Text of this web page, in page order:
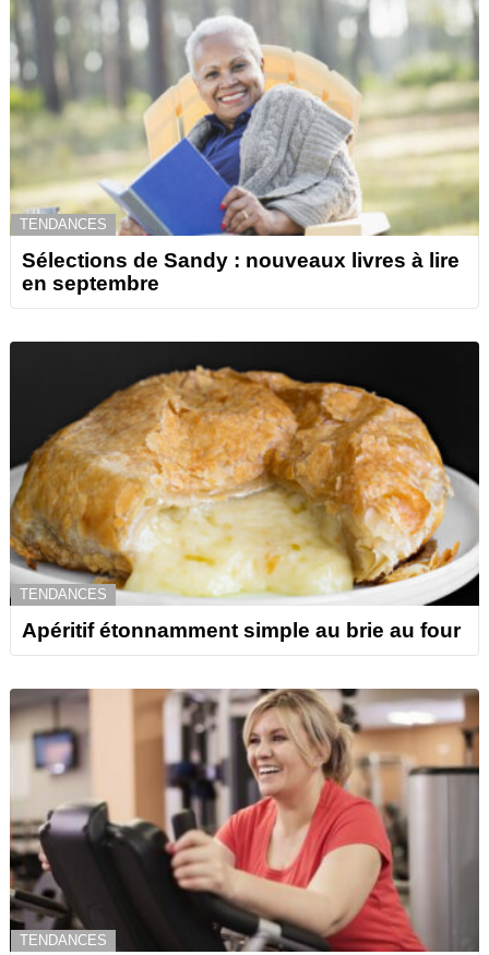
TENDANCES
Sélections de Sandy : nouveaux livres à lire
en septembre
TENDANCES
Apéritif étonnamment simple au brie au four
TENDANCES